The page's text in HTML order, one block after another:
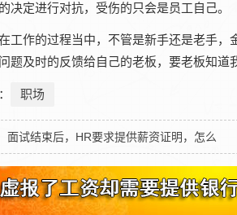
决定进行对抗，受伤的只会是员工自己。
工作的过程当中，不管是新手还是老手，
题及时的反馈给自己的老板，要老板知道
职场
面试结束后，HR要求提供薪资证明，怎么